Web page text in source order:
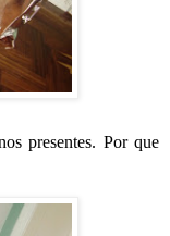
presentes. Por que